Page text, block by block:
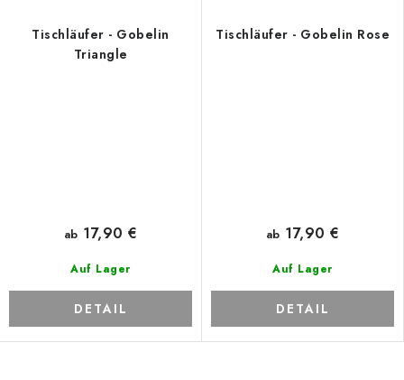
Tischläufer - Gobelin
Triangle
Auf Lager
ab 17,90 €
DETAIL
Tischläufer - Gobelin Rose
Auf Lager
ab 17,90 €
DETAIL